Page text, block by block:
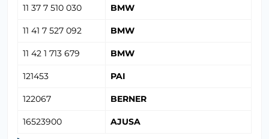
11 37 7 510 030 BMW
11 41 7 527 092 BMW
11 42 1 713 679 BMW
121453 PAI
122067 BERNER
16523900 AJUSA